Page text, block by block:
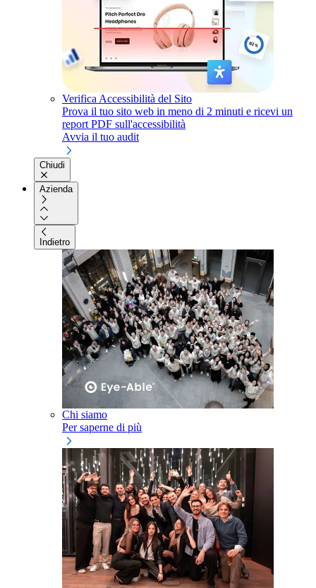
Verifica Accessibilità del Sito
Prova il tuo sito web in meno di 2 minuti e ricevi un
report PDF sull'accessibilità
Avvia il tuo audit
Chiudi
Azienda
Indietro
Chi siamo
Per saperne di più